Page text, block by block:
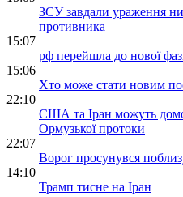
ЗСУ завдали ураження
противника
15:07
рф перейшла до нової
15:06
Хто може стати новим
22:10
США та Іран можуть
Ормузької протоки
22:07
Ворог просунувся
14:10
Трамп тисне на Іран